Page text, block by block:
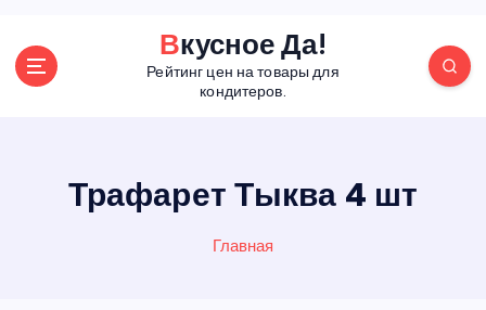
Вкусное Да!
Рейтинг цен на товары для
кондитеров.
Трафарет Тыква 4 шт
Главная